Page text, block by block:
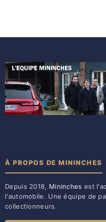
À PROPOS DE MININCHES
Depuis 2018, Mininches est
l'automobile. Une équipe de
collectionneurs.